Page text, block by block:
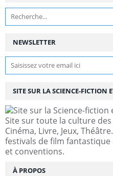
NEWSLETTER
SITE SUR LA SCIENCE-FICTION
Site sur toute la culture
Cinéma, Livre, Jeux,
festivals de film
et conventions.
À PROPOS